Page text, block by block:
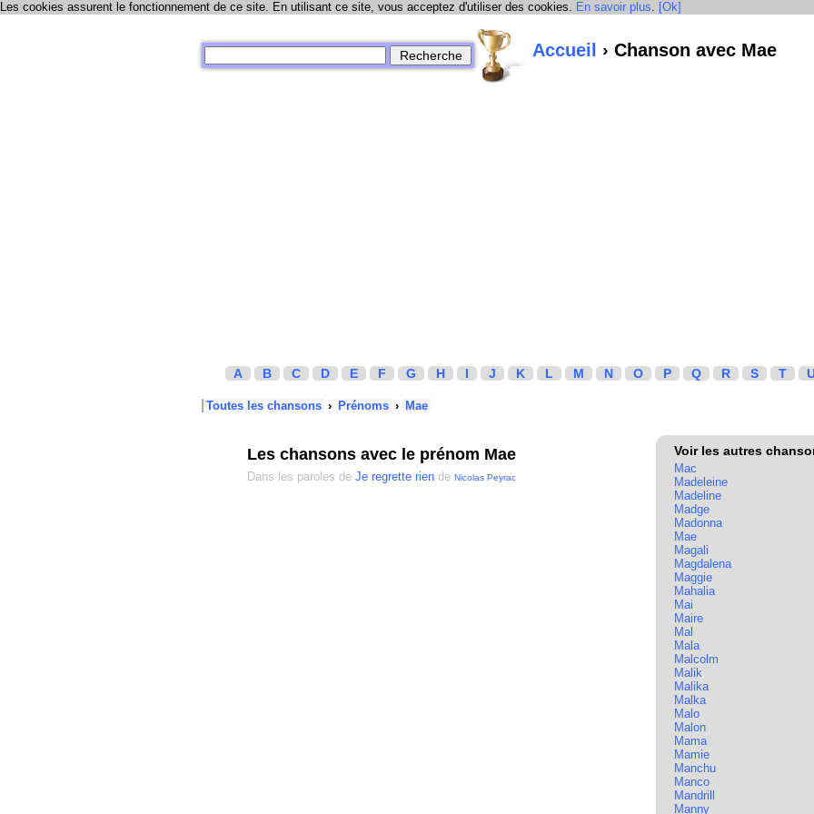
Les cookies assurent le fonctionnement de ce site. En utilisant ce site, vous acceptez d'utiliser des cookies. En savoir plus. [Ok]
Accueil › Chanson avec Mae
A B C D E F G H I J K L M N O P Q R S T
Toutes les chansons › Prénoms › Mae
Les chansons avec le prénom Mae
Dans les paroles de Je regrette rien de Nicolas Peyrac
Voir les autres
Mac
Madeleine
Madeline
Madge
Madonna
Mae
Magali
Magdalena
Maggie
Mahalia
Mai
Maire
Mal
Mala
Malcolm
Malik
Malika
Malka
Malo
Malon
Mama
Mamie
Manchu
Manco
Mandrill
Manny